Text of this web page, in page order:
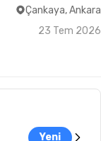
Çankaya, Ankara
23 Tem 2026
Yeni